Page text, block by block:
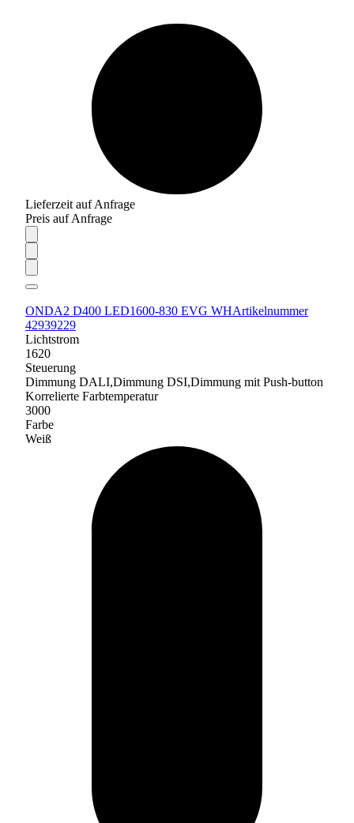
Lieferzeit auf Anfrage
Preis auf Anfrage
ONDA2 D400 LED1600-830 EVG WHArtikelnummer
42939229
Lichtstrom
1620
Steuerung
Dimmung DALI,Dimmung DSI,Dimmung mit Push-button
Korrelierte Farbtemperatur
3000
Farbe
Weiß